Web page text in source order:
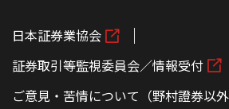
日本証券業協会
証券取引等監視委員会／情報受付
ご意見・苦情について（野村證券以外